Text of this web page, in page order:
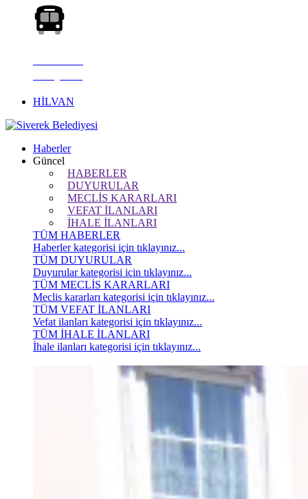
HİLVAN
Haberler
Güncel
HABERLER
DUYURULAR
MECLİS KARARLARI
VEFAT İLANLARI
İHALE İLANLARI
TÜM HABERLER
Haberler kategorisi için tıklayınız...
TÜM DUYURULAR
Duyurular kategorisi için tıklayınız...
TÜM MECLİS KARARLARI
Meclis kararları kategorisi için tıklayınız...
TÜM VEFAT İLANLARI
Vefat ilanları kategorisi için tıklayınız...
TÜM İHALE İLANLARI
İhale ilanları kategorisi için tıklayınız...